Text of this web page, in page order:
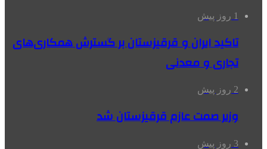
1 روز پیش
تاکید ایران و قرقیزستان بر گسترش همکاری‌های
تجاری و معدنی
2 روز پیش
وزیر صمت عازم قرقیزستان شد
3 روز پیش